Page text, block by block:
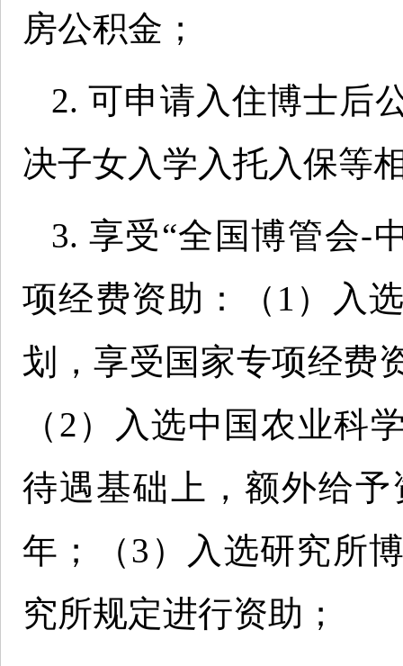
房公积金；
2. 可申请入住博士后
决子女入学入托入保等
3. 享受“全国博管会-
项经费资助：（1）入
划，享受国家专项经费
（2）入选中国农业科
待遇基础上，额外给
年；（3）入选研究所
究所规定进行资助；